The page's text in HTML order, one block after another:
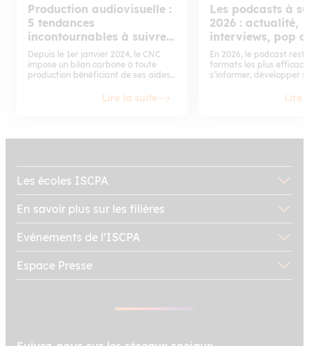
Production audiovisuelle :
5 tendances
incontournables à suivre
en 2026
Depuis le 1er janvier 2024, le CNC
impose un bilan carbone à toute
production bénéficiant de ses aides.
inaugurait un studio LED volume à
audiovisuelle ne se transforme plus :
maîtriser pour ne pas se laisser
dépasser et les exemples qui les
Lire la suite
Les podcasts à
2026 : actualité,
interviews, pop
En 2026, le podcast
formats les plus
s’informer, développer
construisent les récits
professionnels : on
mener une interview, ou
identité éditoriale. Voici une
description claire de
Lire
Les écoles ISCPA
En savoir plus sur les filières
Evénements de l’ISCPA
Espace Presse